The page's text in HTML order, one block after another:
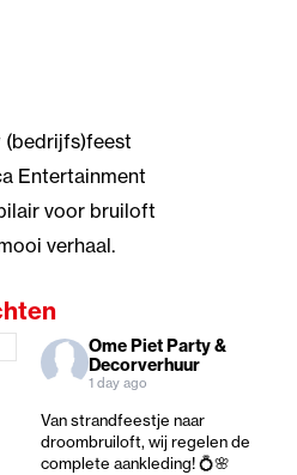
Entertainment
voor bruiloft
verhaal.
Ome Piet Party &
Decorverhuur
1 day ago
Van strandfeestje naar
droombruiloft, wij regelen de
complete aankleding! 💍🌸